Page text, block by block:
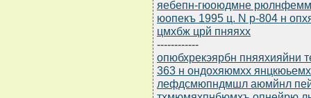
яебепн-гюоюдмне
юопекъ 1995 ц. N р-804 н
цмхбж црй пняяхх
------------
опюбхрекэярбн пняяхияйни
363 н ондохяюмхх
лефдсмюпндмшл аюмйнл